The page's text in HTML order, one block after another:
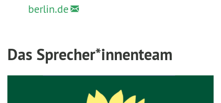
berlin.de
Das Sprecher*innenteam